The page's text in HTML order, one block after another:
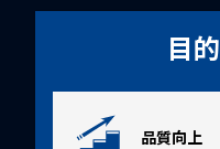
目
品質向上